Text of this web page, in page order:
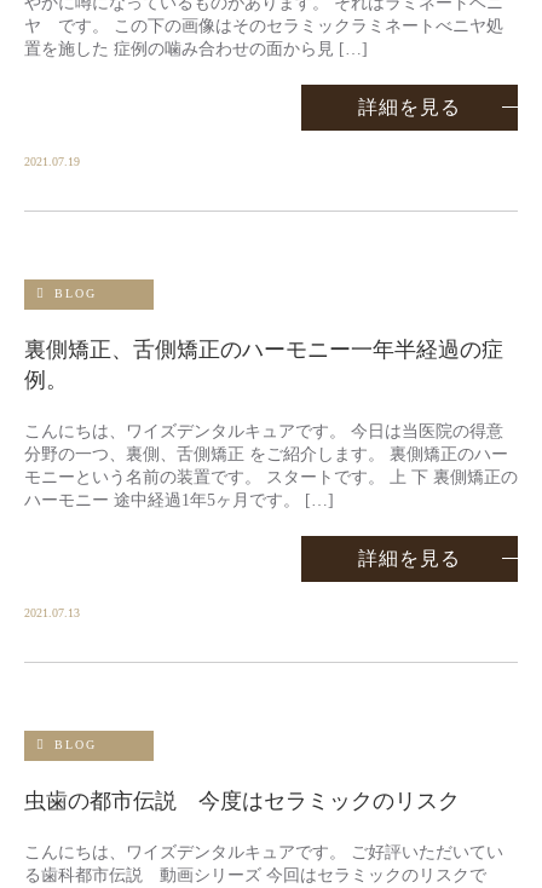
ヤ です。 この下の画像はそのセラミックラミネートべニヤ処
置を施した 症例の噛み合わせの面から見 […]
詳細を見る
2021.07.19
BLOG
裏側矯正、舌側矯正のハーモニー一年半経過の症
例。
こんにちは、ワイズデンタルキュアです。 今日は当医院の得意
分野の一つ、裏側、舌側矯正 をご紹介します。 裏側矯正のハー
モニーという名前の装置です。 スタートです。 上 下 裏側矯正の
ハーモニー 途中経過1年5ヶ月です。 […]
詳細を見る
2021.07.13
BLOG
虫歯の都市伝説 今度はセラミックのリスク
こんにちは、ワイズデンタルキュアです。 ご好評いただいてい
る歯科都市伝説 動画シリーズ 今回はセラミックのリスクで